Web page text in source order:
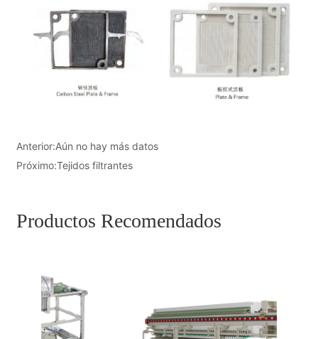
Anterior:Aún no hay más datos
Próximo:Tejidos filtrantes
Productos Recomendados